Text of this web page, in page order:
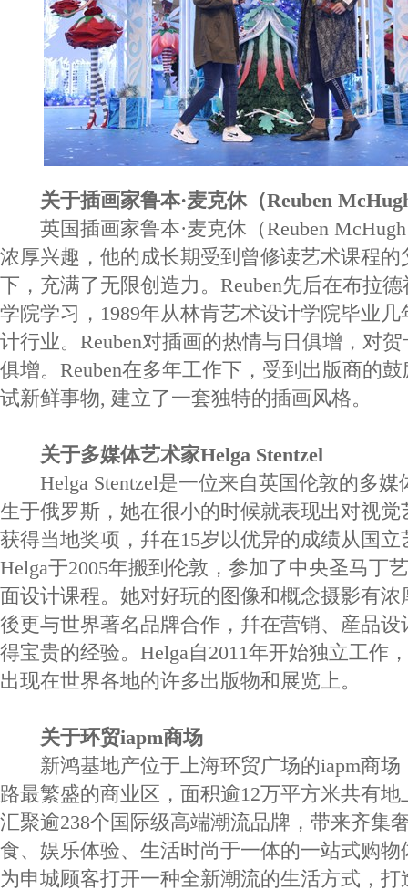
关于插画家鲁本·麦克休（Reuben
英国插画家鲁本·麦克休（Reuben
浓厚兴趣，他的成长期受到曾修读艺术课程
下，充满了无限创造力。Reuben先后在布拉
学院学习，1989年从林肯艺术设计学院毕业
计行业。Reuben对插画的热情与日俱增，对
俱增。Reuben在多年工作下，受到出版商的
试新鲜事物, 建立了一套独特的插画风格。
关于多媒体艺术家Helga Stentzel
Helga Stentzel是一位来自英国伦敦的多媒
生于俄罗斯，她在很小的时候就表现出对视
获得当地奖项，幷在15岁以优异的成绩从国
Helga于2005年搬到伦敦，参加了中央圣马丁
面设计课程。她对好玩的图像和概念摄影有
後更与世界著名品牌合作，幷在营销、産品
得宝贵的经验。Helga自2011年开始独立工作
出现在世界各地的许多出版物和展览上。
关于环贸iapm商场
新鸿基地产位于上海环贸广场的iapm商场
路最繁盛的商业区，面积逾12万平方米共有
汇聚逾238个国际级高端潮流品牌，带来齐集
食、娱乐体验、生活时尚于一体的一站式购
为申城顾客打开一种全新潮流的生活方式，